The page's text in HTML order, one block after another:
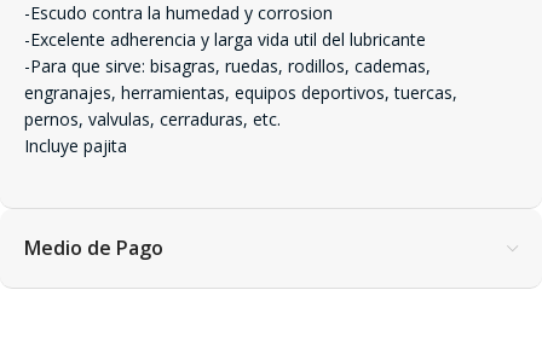
-Escudo contra la humedad y corrosion
-Excelente adherencia y larga vida util del lubricante
-Para que sirve: bisagras, ruedas, rodillos, cademas,
engranajes, herramientas, equipos deportivos, tuercas,
pernos, valvulas, cerraduras, etc.
Incluye pajita
Medio de Pago